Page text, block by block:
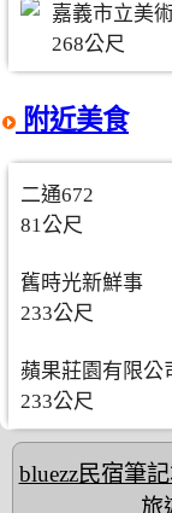
嘉義市立美
268公尺
附近美食
二通672
81公尺
舊時光新鮮事
233公尺
蘋果莊園有限公
233公尺
bluezz民宿筆
旅